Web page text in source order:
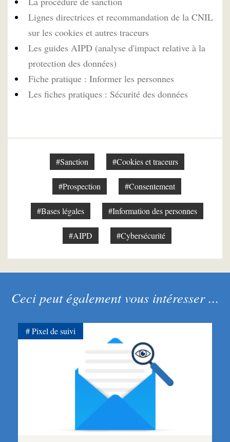
Lignes directrices et recommandation de la CNIL
sur les cookies et autres traceurs
Les guides AIPD (analyse d'impact relative à la
protection des données)
Fiche pratique : Informer les personnes
Les fiches pratiques : Sécurité des données
#Sanction #Cookies et traceurs
#Prospection #Consentement
#Bases légales #Information des personnes
#AIPD #Cybersécurité
Ceci peut également vous intéresser ...
Pixel de suivi